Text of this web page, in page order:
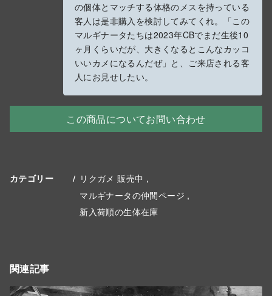
の個体とマッチする体格のメスを持っている
客人は是非購入を検討してみてくれ。「この
マルギナータたちは2023年CBでまだ生後10
ヶ月くらいだが、大きくなるとこんなカッコ
いいカメになるんだぜ」と、ご来店される客
人にお見せしたい。
この商品についてお問い合わせ
カテゴリー
リクガメ 販売中
マルギナータの仲間ページ
新入荷順の生体在庫
関連記事